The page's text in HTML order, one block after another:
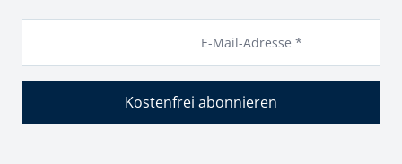
E-Mail-Adresse *
Kostenfrei abonnieren